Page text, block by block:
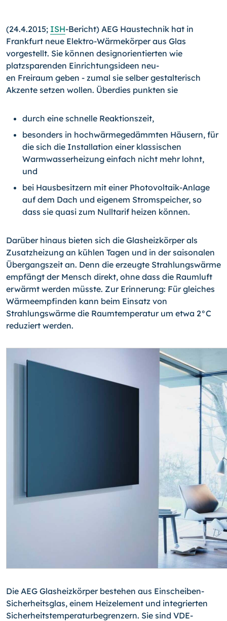
(24.4.2015; ISH-Bericht) AEG Haustechnik hat in
Frankfurt neue Elektro-Wärmekörper aus Glas
vorgestellt. Sie können designorientierten wie
platzsparenden Einrichtungsideen neu­
en Freiraum geben - zumal sie selber gestalterisch
Akzente setzen wollen. Überdies punkten sie
durch eine schnelle Reaktionszeit,
besonders in hochwärmegedämmten Häusern, für
die sich die Installation einer klassischen
Warmwasserheizung einfach nicht mehr lohnt,
und
bei Hausbesitzern mit einer Photovoltaik-Anlage
auf dem Dach und eigenem Stromspeicher, so
dass sie quasi zum Nulltarif heizen können.
Darüber hinaus bieten sich die Glasheizkörper als
Zusatzhei­zung an kühlen Tagen und in der saisonalen
Übergangszeit an. Denn die erzeugte Strahlungswärme
empfängt der Mensch di­rekt, ohne dass die Raumluft
erwärmt werden müsste. Zur Er­innerung: Für gleiches
Wärmeempfinden kann beim Einsatz von
Strahlungswärme die Raumtemperatur um etwa 2°C
reduziert werden.
Die AEG Glasheizkörper bestehen aus Einscheiben-
Sicherheitsglas, einem Heizelement und integrierten
Sicherheitstemperaturbegrenzern. Sie sind VDE-